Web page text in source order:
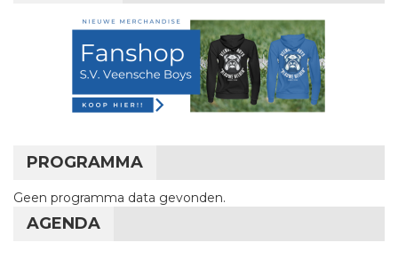
PROGRAMMA
Geen programma data gevonden.
AGENDA